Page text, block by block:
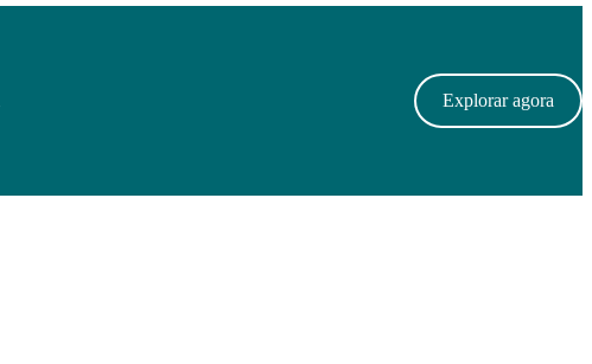
Explorar agora